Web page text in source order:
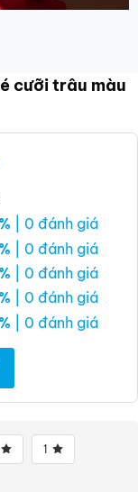
cưỡi trâu màu
| 0 đánh giá
| 0 đánh giá
| 0 đánh giá
| 0 đánh giá
| 0 đánh giá
1